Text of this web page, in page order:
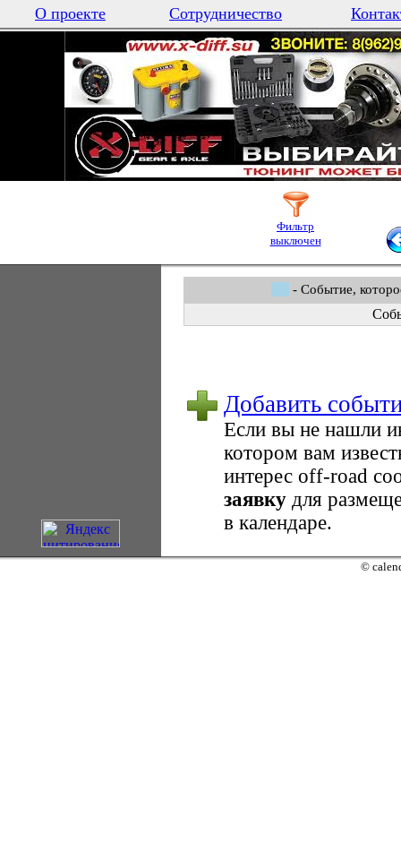
О проекте Сотрудничество
Фильтр
выключен
- Событие,
Добавить
Если вы не нашли
котором вам
интерес оff-road
заявку для
в календаре.
©